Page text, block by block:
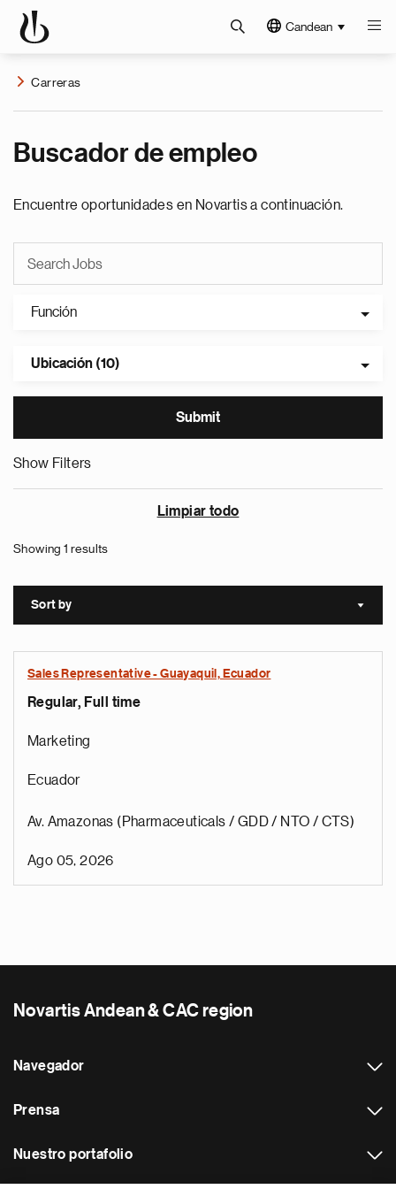
Candean
Carreras
Buscador de empleo
Encuentre oportunidades en Novartis a continuación.
Función
Ubicación (10)
Show Filters
Limpiar todo
Showing 1 results
Sort by Sort
Sales Representative - Guayaquil, Ecuador
Regular, Full time
Marketing
Ecuador
Av. Amazonas (Pharmaceuticals / GDD / NTO / CTS)
Ago 05, 2026
Novartis Andean & CAC region
Navegador
Prensa
Nuestro portafolio